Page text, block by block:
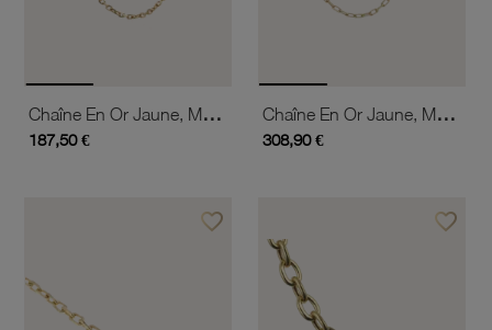
Chaîne En Or Jaune, Maille Forçat
187,50 €
Chaîne En Or Jaune, Maille Forçat Claire Diamantée
308,90 €
favorite_borderAjouter à vos favoris favorite_borderAjouter